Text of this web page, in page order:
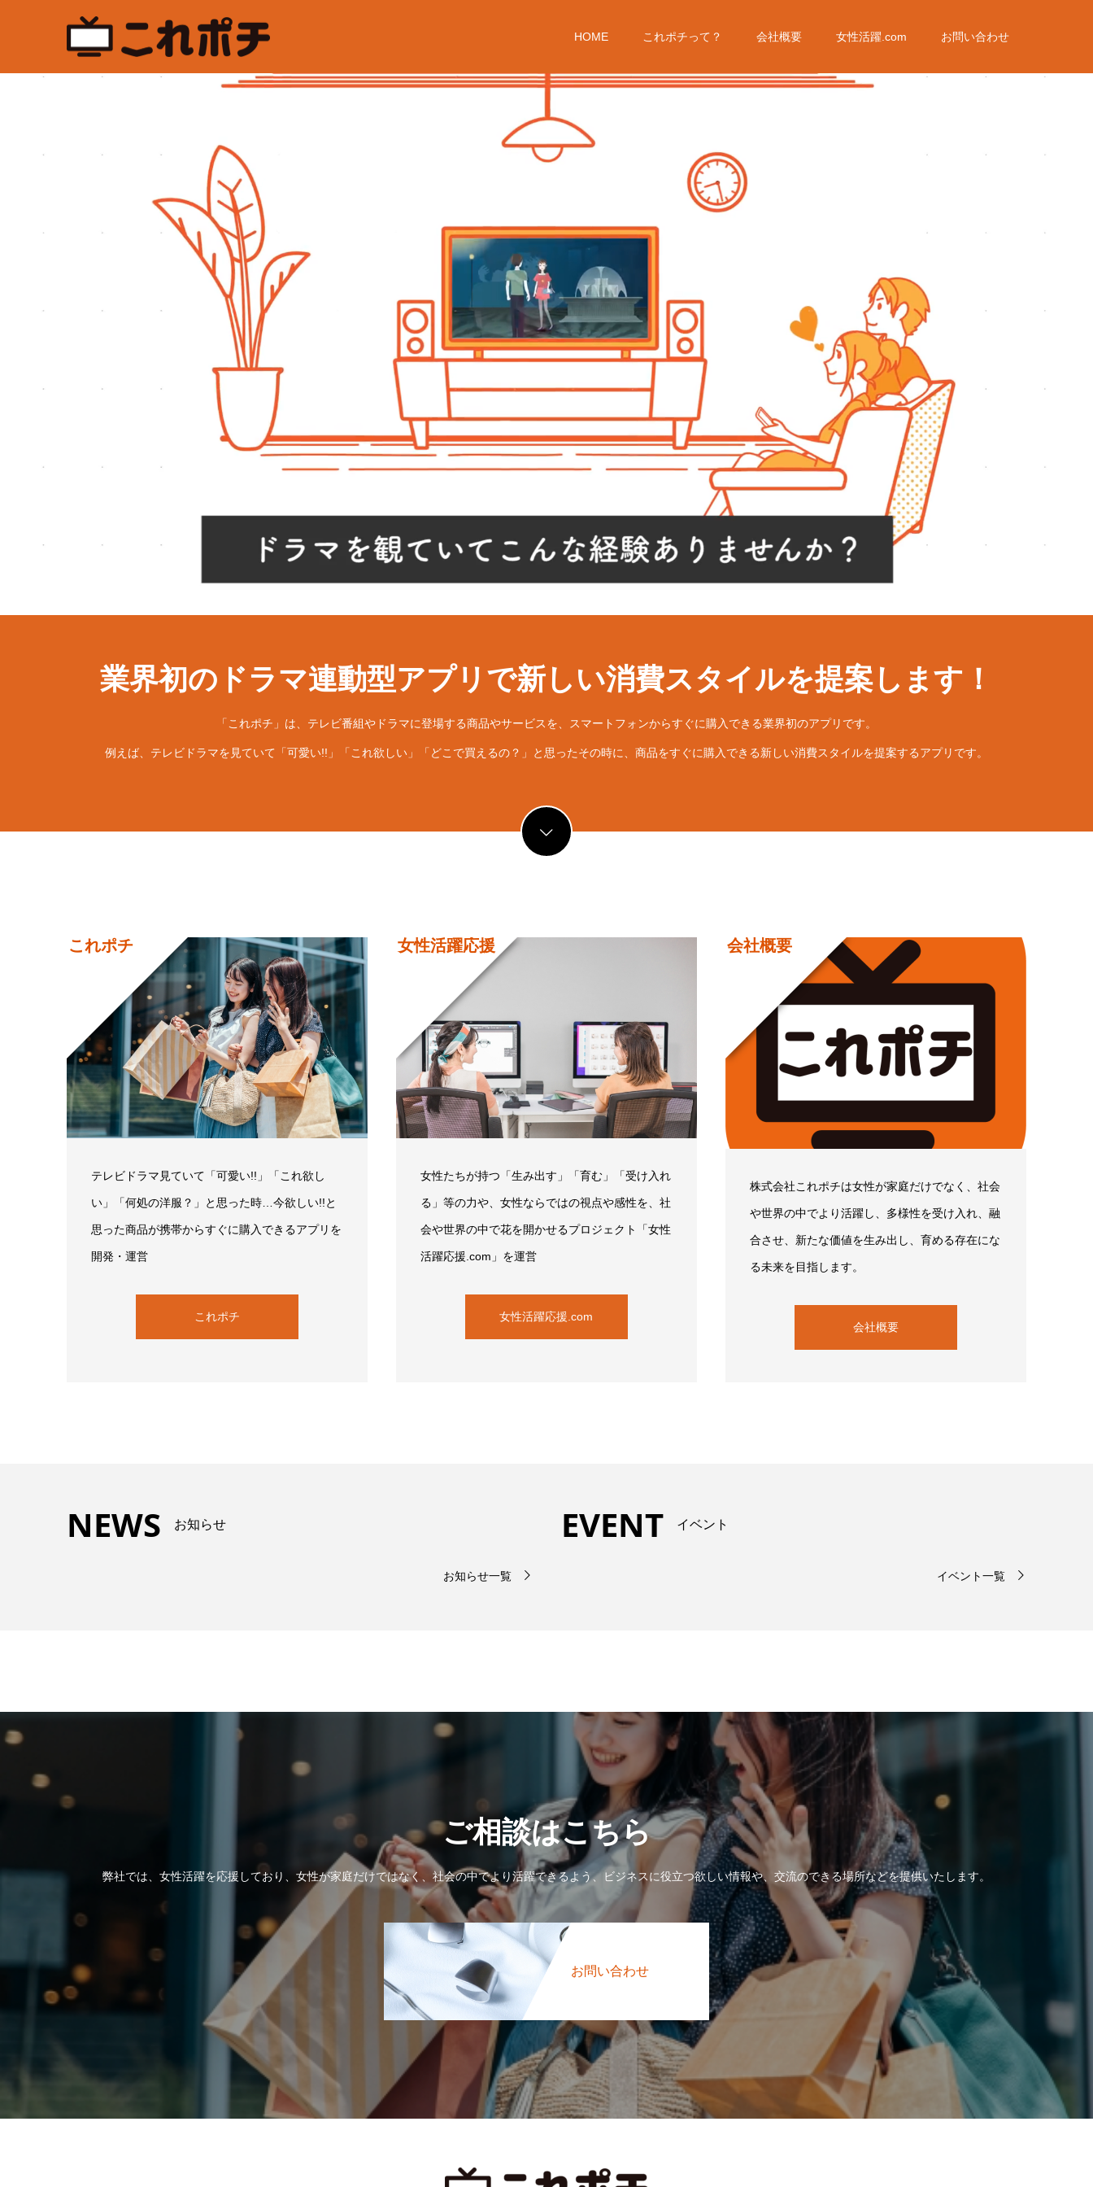
HOME これポチって？ 会社概要 女性活躍.com お問い合わせ
業界初のドラマ連動型アプリで新しい消費スタイルを提案します！
「これポチ」は、テレビ番組やドラマに登場する商品やサービスを、スマートフォンからすぐに購入できる業界初のアプリです。
例えば、テレビドラマを見ていて「可愛い!!」「これ欲しい」「どこで買えるの？」と思ったその時に、商品をすぐに購入できる新しい消費スタイルを提案するアプリです。
これポチ
テレビドラマ見ていて「可愛い!!」「これ欲し
い」「何処の洋服？」と思った時…今欲しい!!と
思った商品が携帯からすぐに購入できるアプリを
開発・運営
これポチ
女性活躍応援
女性たちが持つ「生み出す」「育む」「受け入れ
る」等の力や、女性ならではの視点や感性を、社
会や世界の中で花を開かせるプロジェクト「女性
活躍応援.com」を運営
女性活躍応援.com
会社概要
株式会社これポチは女性が家庭だけでなく、社会
や世界の中でより活躍し、多様性を受け入れ、融
合させ、新たな価値を生み出し、育める存在にな
る未来を目指します。
会社概要
NEWS お知らせ
お知らせ一覧
EVENT イベント
イベント一覧
ご相談はこちら
弊社では、女性活躍を応援しており、女性が家庭だけではなく、社会の中でより活躍できるよう、ビジネスに役立つ欲しい情報や、交流のできる場所などを提供いたします。
お問い合わせ